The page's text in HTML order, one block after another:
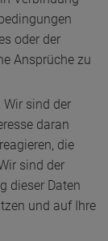
oder der
Ansprüche zu
Wir sind der
daran
die
sind der
dieser Daten
und auf Ihre